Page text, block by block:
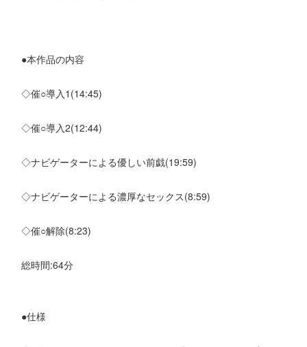
●本作品の内容
◇催○導入1(14:45)
◇催○導入2(12:44)
◇ナビゲーターによる優しい前戯(19:59)
◇ナビゲーターによる濃厚なセックス(8:59)
◇催○解除(8:23)
総時間:64分
●仕様